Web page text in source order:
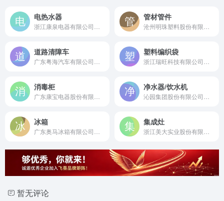
电热水器 管材管件
道路清障车 塑料编织袋
消毒柜 净水器/饮水机
冰箱 集成灶
暂无评论